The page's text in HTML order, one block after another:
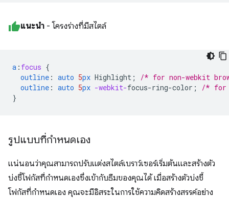
แนะนำ - โครงร่างที่มีสไตล์
a : focus {
outline : auto 5px Highlight ;
/* for non-webkit
outline : auto 5px -webkit-focus-ring-color ;
/* for
}
รูปแบบที่กำหนดเอง
แน่นอนว่าคุณสามารถปรับแต่งสไตล์เบราว์เซอร์เริ่มต้นและสร้างตัว
บ่งชี้โฟกัสที่กำหนดเองซึ่งเข้ากับธีมของคุณได้ เมื่อสร้างตัวบ่งชี้
โฟกัสที่กำหนดเอง คุณจะมีอิสระในการใช้ความคิดสร้างสรรค์อย่าง